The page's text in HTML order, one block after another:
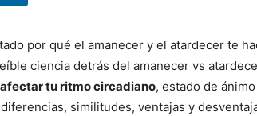
por qué el amanecer y el atardecer te
ciencia detrás del amanecer vs
afectar tu ritmo circadiano, estado de
similitudes, ventajas y